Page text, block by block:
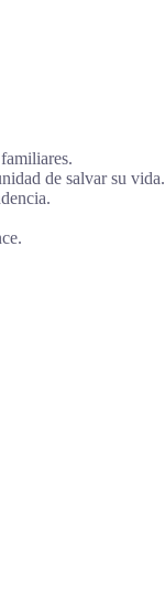
de salvar su vida.